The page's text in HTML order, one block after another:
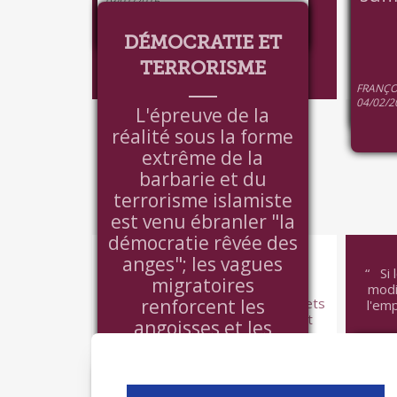
04/02/
DÉMOCRATIE ET
TERRORISME
L'épreuve de la
réalité sous la forme
extrême de la
barbarie et du
terrorisme islamiste
est venu ébranler "la
démocratie rêvée des
anges"; les vagues
migratoires
renforcent les
angoisses et les
masse... Il ne s'agit
ECONOMIE
COLLABORATIVE
A l'image de Wikipédia, la
connaissance, les images, les objets
imprimables en 3D ne couteront
plus...
Si